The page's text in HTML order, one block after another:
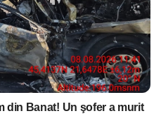
din Banat! Un şofer a murit